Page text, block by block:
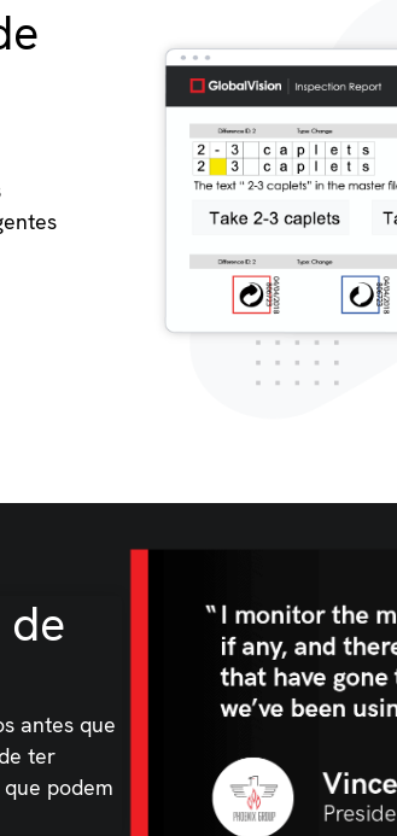
antes que
ter
podem